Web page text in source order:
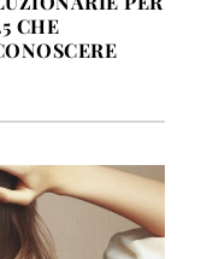
CHE